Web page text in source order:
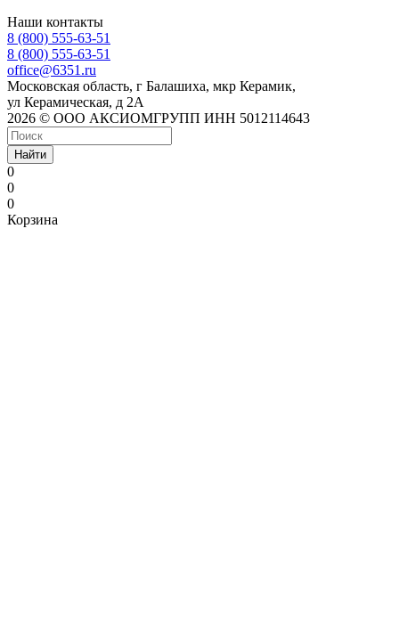
Наши контакты
8 (800) 555-63-51
8 (800) 555-63-51
office@6351.ru
Московская область, г Балашиха, мкр Керамик,
ул Керамическая, д 2А
2026 © ООО АКСИОМГРУПП ИНН 5012114643
Найти
0
0
0
Корзина